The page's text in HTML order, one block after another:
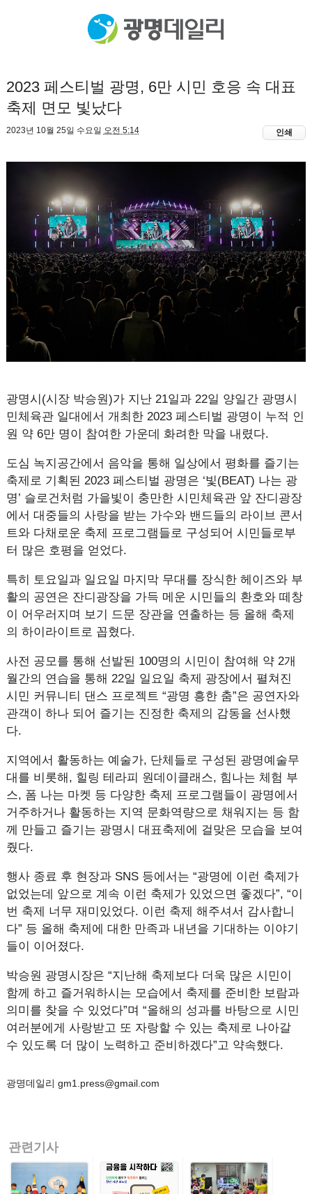
2023 페스티벌 광명, 6만 시민 호응 속 대표
축제 면모 빛났다
2023년 10월 25일 수요일 오전 5:14 인쇄
광명시(시장 박승원)가 지난 21일과 22일 양일간 광명시
민체육관 일대에서 개최한 2023 페스티벌 광명이 누적 인
원 약 6만 명이 참여한 가운데 화려한 막을 내렸다.
도심 녹지공간에서 음악을 통해 일상에서 평화를 즐기는
축제로 기획된 2023 페스티벌 광명은 ‘빛(BEAT) 나는 광
명’ 슬로건처럼 가을빛이 충만한 시민체육관 앞 잔디광장
에서 대중들의 사랑을 받는 가수와 밴드들의 라이브 콘서
트와 다채로운 축제 프로그램들로 구성되어 시민들로부
터 많은 호평을 얻었다.
특히 토요일과 일요일 마지막 무대를 장식한 헤이즈와 부
활의 공연은 잔디광장을 가득 메운 시민들의 환호와 떼창
이 어우러지며 보기 드문 장관을 연출하는 등 올해 축제
의 하이라이트로 꼽혔다.
사전 공모를 통해 선발된 100명의 시민이 참여해 약 2개
월간의 연습을 통해 22일 일요일 축제 광장에서 펼쳐진
시민 커뮤니티 댄스 프로젝트 “광명 흥한 춤”은 공연자와
관객이 하나 되어 즐기는 진정한 축제의 감동을 선사했
다.
지역에서 활동하는 예술가, 단체들로 구성된 광명예술무
대를 비롯해, 힐링 테라피 원데이클래스, 힘나는 체험 부
스, 폼 나는 마켓 등 다양한 축제 프로그램들이 광명에서
거주하거나 활동하는 지역 문화역량으로 채워지는 등 함
께 만들고 즐기는 광명시 대표축제에 걸맞은 모습을 보여
줬다.
행사 종료 후 현장과 SNS 등에서는 “광명에 이런 축제가
없었는데 앞으로 계속 이런 축제가 있었으면 좋겠다”, “이
번 축제 너무 재미있었다. 이런 축제 해주셔서 감사합니
다” 등 올해 축제에 대한 만족과 내년을 기대하는 이야기
들이 이어졌다.
박승원 광명시장은 “지난해 축제보다 더욱 많은 시민이
함께 하고 즐거워하시는 모습에서 축제를 준비한 보람과
의미를 찾을 수 있었다”며 “올해의 성과를 바탕으로 시민
여러분에게 사랑받고 또 자랑할 수 있는 축제로 나아갈
수 있도록 더 많이 노력하고 준비하겠다”고 약속했다.
광명데일리 gm1.press@gmail.com
관련기사